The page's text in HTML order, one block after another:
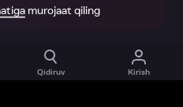
ochish
Qidiruv Kirish
murojaat qiling